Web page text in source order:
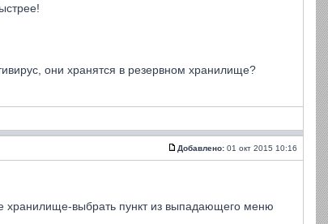
они хранятся в резервном хранилище?
Добавлено: 01 окт 2015 10:16
хранилище-выбрать пункт из выпадающего меню